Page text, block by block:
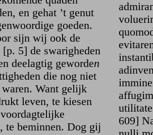
en gehat ’t genut
goeden.
sijn wij ook de
[p. 5] de swarigheden
deelagtig geworden
die nog niet
Want gelijk
leven, te kiesen
te beminnen. Dog gij
609]